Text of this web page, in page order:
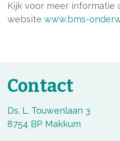
Kijk voor meer informatie
website www.bms-
Contact
Ds. L. Touwenlaan 3
8754 BP Makkum